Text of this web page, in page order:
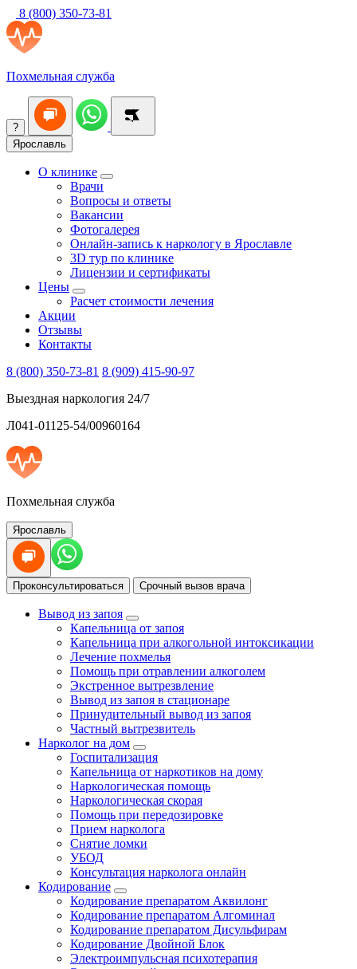
8 (800) 350-73-81
Похмельная служба
?
Ярославль
О клинике
Врачи
Вопросы и ответы
Вакансии
Фотогалерея
Онлайн-запись к наркологу в Ярославле
3D тур по клинике
Лицензии и сертификаты
Цены
Расчет стоимости лечения
Акции
Отзывы
Контакты
8 (800) 350-73-81 8 (909) 415-90-97
Выездная наркология 24/7
Л041-01125-54/00960164
Похмельная служба
Ярославль
Проконсультироваться Срочный вызов врача
Вывод из запоя
Капельница от запоя
Капельница при алкогольной интоксикации
Лечение похмелья
Помощь при отравлении алкоголем
Экстренное вытрезвление
Вывод из запоя в стационаре
Принудительный вывод из запоя
Частный вытрезвитель
Нарколог на дом
Госпитализация
Капельница от наркотиков на дому
Наркологическая помощь
Наркологическая скорая
Помощь при передозировке
Прием нарколога
Снятие ломки
УБОД
Консультация нарколога онлайн
Кодирование
Кодирование препаратом Аквилонг
Кодирование препаратом Алгоминал
Кодирование препаратом Дисульфирам
Кодирование Двойной Блок
Электроимпульсная психотерапия